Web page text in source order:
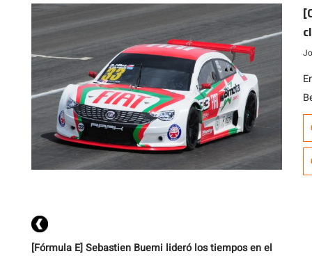
[Fórmula E] Sebastien Buemi lideró los tiempos en el